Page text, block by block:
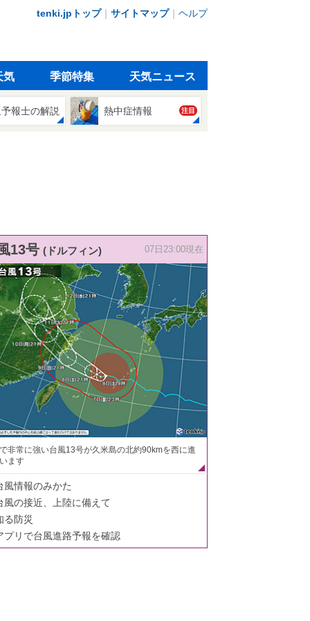
tenki.jpトップ｜ サイトマップ｜ ヘルプ
気 季節特集 天気ニュース
報士の解説 熱中症情報 注目
13号 (ドルフィン) 07日23:00現在
非常に強い台風13号が久米島の北約90kmを西に進
ます
風情報のみかた
風の接近、上陸に備えて
る防災
プリで台風進路予報を確認